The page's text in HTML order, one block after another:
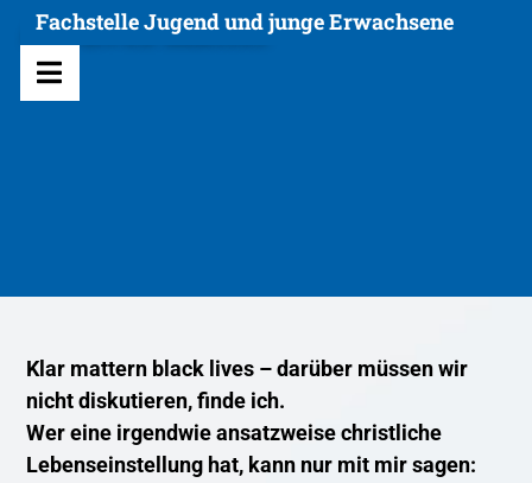
Zum
Inhalt
springen
Fachstelle Jugend und junge Erwachsene
Toggle
Aus- und Weiterbildung
Kontakt
All lives matter
Klar mattern black lives – darüber müssen wir
nicht diskutieren, finde ich.
Wer eine irgendwie ansatzweise christliche
Lebenseinstellung hat, kann nur mit mir sagen: